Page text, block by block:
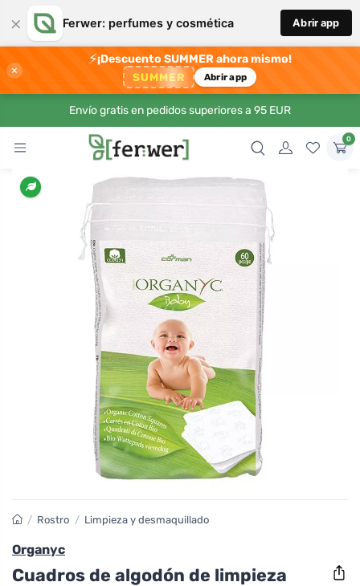
× Ferwer: perfumes y cosmética Abrir app
×
⚡¡Descuento SUMMER ahora mismo!
SUMMER Abrir app
Envío gratis en pedidos superiores a 95 EUR
0
/ Rostro / Limpieza y desmaquillado
Organyc
Cuadros de algodón de limpieza